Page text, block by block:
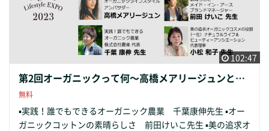
102:47
第2回オーガニックって何〜高橋メアリージュンと学ぶ オーガニックライフスタイルスクール
無料
▪実践！誰でもできるオーガニック農業 千葉康伸先生 ▪︎オー
ガニックコットンの素晴らしさ 前田けいこ先生 ▪︎美の追求オ